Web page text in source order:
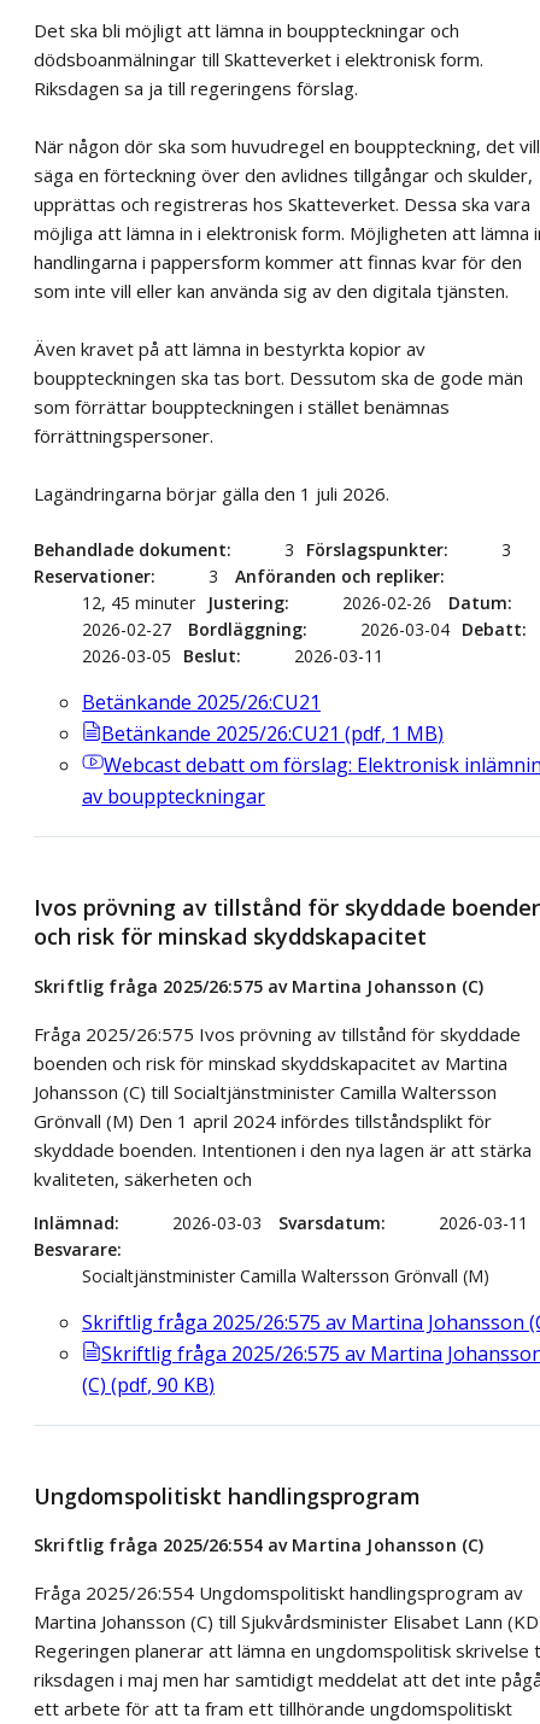
Det ska bli möjligt att lämna in bouppteckningar och
dödsboanmälningar till Skatteverket i elektronisk form.
Riksdagen sa ja till regeringens förslag.
När någon dör ska som huvudregel en bouppteckning, det vill
säga en förteckning över den avlidnes tillgångar och skulder,
upprättas och registreras hos Skatteverket. Dessa ska vara
möjliga att lämna in i elektronisk form. Möjligheten att lämna
handlingarna i pappersform kommer att finnas kvar för den
som inte vill eller kan använda sig av den digitala tjänsten.
Även kravet på att lämna in bestyrkta kopior av
bouppteckningen ska tas bort. Dessutom ska de gode män
som förrättar bouppteckningen i stället benämnas
förrättningspersoner.
Lagändringarna börjar gälla den 1 juli 2026.
Behandlade dokument 3 Förslagspunkter
3
Reservationer
3
Anföranden och repliker
12, 45 minuter
Justering 2026-02-26
Datum
2026-02-27
Bordläggning 2026-03-04 Debatt
2026-03-05
Beslut 2026-03-11
Betänkande 2025/26:CU21
Betänkande 2025/26:CU21 (pdf, 1 MB)
Webcastdebatt om förslag: Elektronisk
av bouppteckningar
Ivos prövning av tillstånd för skyddade
och risk för minskad skyddskapacitet
Skriftlig fråga 2025/26:575 av Martina Johansson (C)
Fråga 2025/26:575 Ivos prövning av tillstånd för skyddade
boenden och risk för minskad skyddskapacitet av Martina
Johansson (C) till Socialtjänstminister Camilla Waltersson
Grönvall (M) Den 1 april 2024 infördes tillståndsplikt för
skyddade boenden. Intentionen i den nya lagen är att stärka
kvaliteten, säkerheten och
Inlämnad 2026-03-03 Svarsdatum
2026-03-11
Besvarare
Socialtjänstminister Camilla Waltersson Grönvall (M)
Skriftlig fråga 2025/26:575 av Martina Johansson
Skriftlig fråga 2025/26:575 av Martina
(C) (pdf, 90 KB)
Ungdomspolitiskt handlingsprogram
Skriftlig fråga 2025/26:554 av Martina Johansson (C)
Fråga 2025/26:554 Ungdomspolitiskt handlingsprogram av
Martina Johansson (C) till Sjukvårdsminister Elisabet Lann
Regeringen planerar att lämna en ungdomspolitisk skrivelse
riksdagen i maj men har samtidigt meddelat att det inte
ett arbete för att ta fram ett tillhörande ungdomspolitiskt